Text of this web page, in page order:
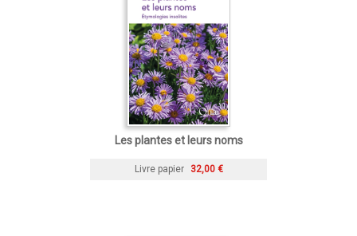
Les plantes et leurs noms
Livre papier 32,00 €